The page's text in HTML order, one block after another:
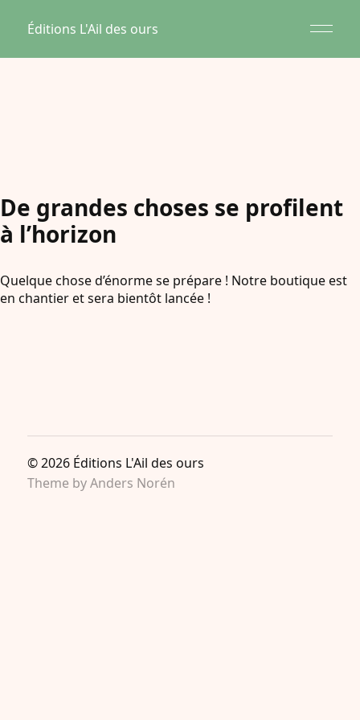
Éditions L'Ail des ours
De grandes choses se profilent
à l’horizon
Quelque chose d’énorme se prépare ! Notre boutique est
en chantier et sera bientôt lancée !
© 2026 Éditions L'Ail des ours
Theme byAnders Norén